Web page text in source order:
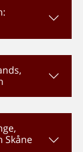
Skåne